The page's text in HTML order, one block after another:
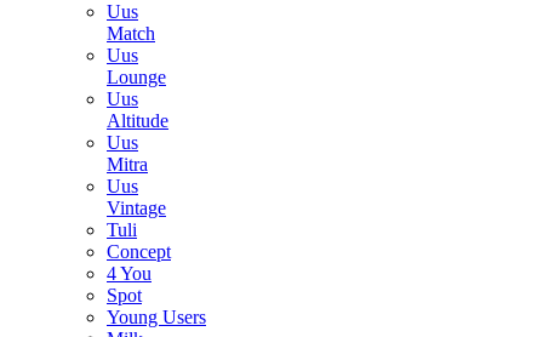
Uus
Match
Uus
Lounge
Uus
Altitude
Uus
Mitra
Uus
Vintage
Tuli
Concept
4 You
Spot
Young Users